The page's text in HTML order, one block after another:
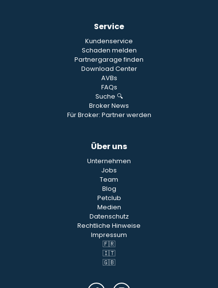
Service
Kundenservice
Schaden melden
Partnergarage finden
Download Center
AVBs
FAQs
Suche 🔍
Broker News
Für Broker: Partner werden
Über uns
Unternehmen
Jobs
Team
Blog
Petclub
Medien
Datenschutz
Rechtliche Hinweise
Impressum
🇫🇷
🇮🇹
🇬🇧